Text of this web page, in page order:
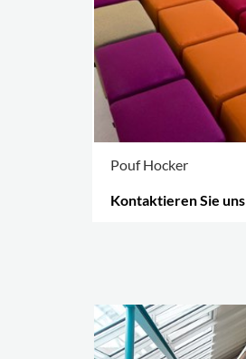
Pouf Hocker
Kontaktieren Sie uns